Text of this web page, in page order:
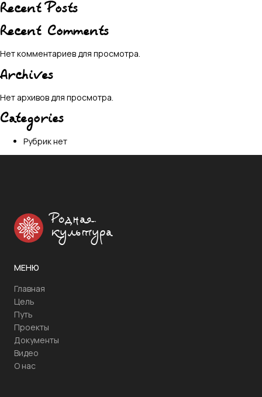
Recent Posts
Recent Comments
Нет комментариев для просмотра.
Archives
Нет архивов для просмотра.
Categories
Рубрик нет
Родная
культура
МЕНЮ
Главная
Цель
Путь
Проекты
Документы
Видео
О нас